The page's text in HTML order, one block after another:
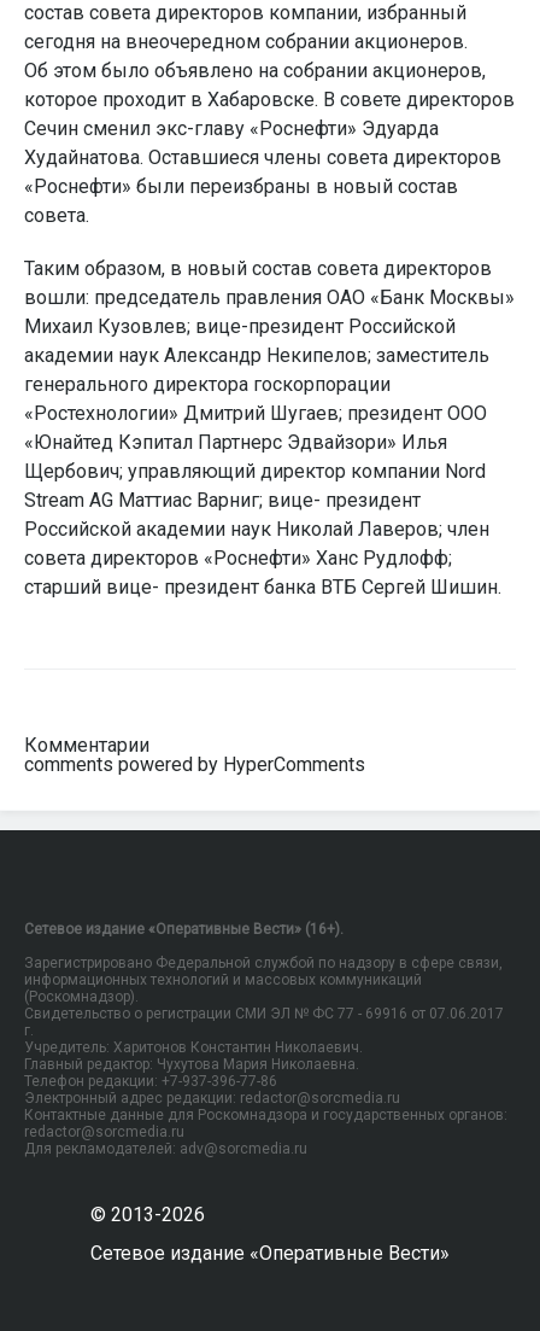
состав совета директоров компании, избранный
сегодня на внеочередном собрании акционеров.
Об этом было объявлено на собрании акционеров,
которое проходит в Хабаровске. В совете директоров
Сечин сменил экс-главу «Роснефти» Эдуарда
Худайнатова. Оставшиеся члены совета директоров
«Роснефти» были переизбраны в новый состав
совета.
Таким образом, в новый состав совета директоров
вошли: председатель правления ОАО «Банк Москвы»
Михаил Кузовлев; вице-президент Российской
академии наук Александр Некипелов; заместитель
генерального директора госкорпорации
«Ростехнологии» Дмитрий Шугаев; президент ООО
«Юнайтед Кэпитал Партнерс Эдвайзори» Илья
Щербович; управляющий директор компании Nord
Stream AG Маттиас Варниг; вице- президент
Российской академии наук Николай Лаверов; член
совета директоров «Роснефти» Ханс Рудлофф;
старший вице- президент банка ВТБ Сергей Шишин.
Комментарии
comments powered by HyperComments
Сетевое издание «Оперативные Вести» (16+).
Зарегистрировано Федеральной службой по надзору в сфере связи,
информационных технологий и массовых коммуникаций
(Роскомнадзор).
Свидетельство о регистрации СМИ ЭЛ № ФС 77 - 69916 от 07.06.2017
г.
Учредитель: Харитонов Константин Николаевич.
Главный редактор: Чухутова Мария Николаевна.
Телефон редакции: +7-937-396-77-86
Электронный адрес редакции: redactor@sorcmedia.ru
Контактные данные для Роскомнадзора и государственных органов:
redactor@sorcmedia.ru
Для рекламодателей: adv@sorcmedia.ru
© 2013-2026
Сетевое издание «Оперативные Вести»